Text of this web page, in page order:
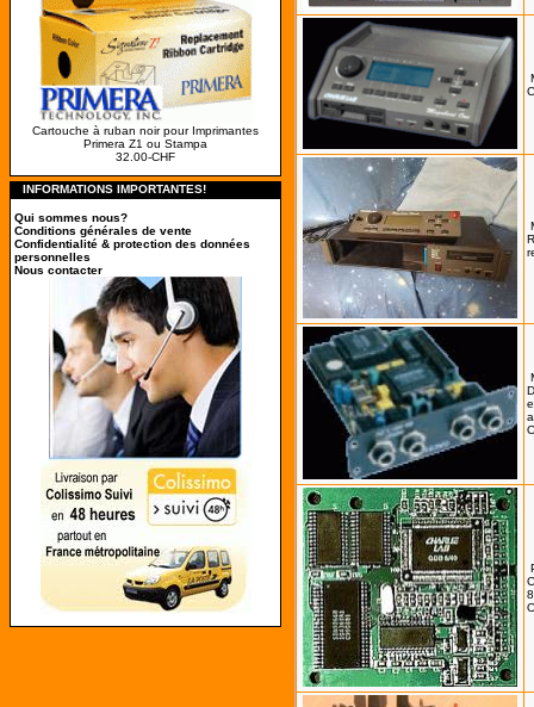
Cartouche à ruban noir pour Imprimantes
Primera Z1 ou Stampa
32.00-CHF
INFORMATIONS IMPORTANTES!
Qui sommes nous?
Conditions générales de vente
Confidentialité & protection des données
personnelles
Nous contacter